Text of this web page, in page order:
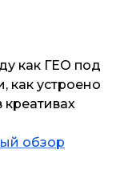
как ГЕО под
как устроено
обзор